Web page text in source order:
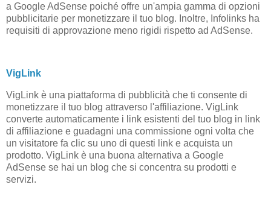
a Google AdSense poiché offre un'ampia gamma di opzioni
pubblicitarie per monetizzare il tuo blog. Inoltre, Infolinks ha
requisiti di approvazione meno rigidi rispetto ad AdSense.
VigLink
VigLink è una piattaforma di pubblicità che ti consente di
monetizzare il tuo blog attraverso l'affiliazione. VigLink
converte automaticamente i link esistenti del tuo blog in link
di affiliazione e guadagni una commissione ogni volta che
un visitatore fa clic su uno di questi link e acquista un
prodotto. VigLink è una buona alternativa a Google
AdSense se hai un blog che si concentra su prodotti e
servizi.